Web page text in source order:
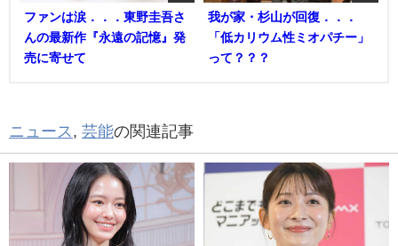
ファンは涙．．．東野圭吾さ
んの最新作『永遠の記憶』発
売に寄せて
我が家・杉山が回復．．．
「低カリウム性ミオパチー」
って？？？
ニュース , 芸能の関連記事